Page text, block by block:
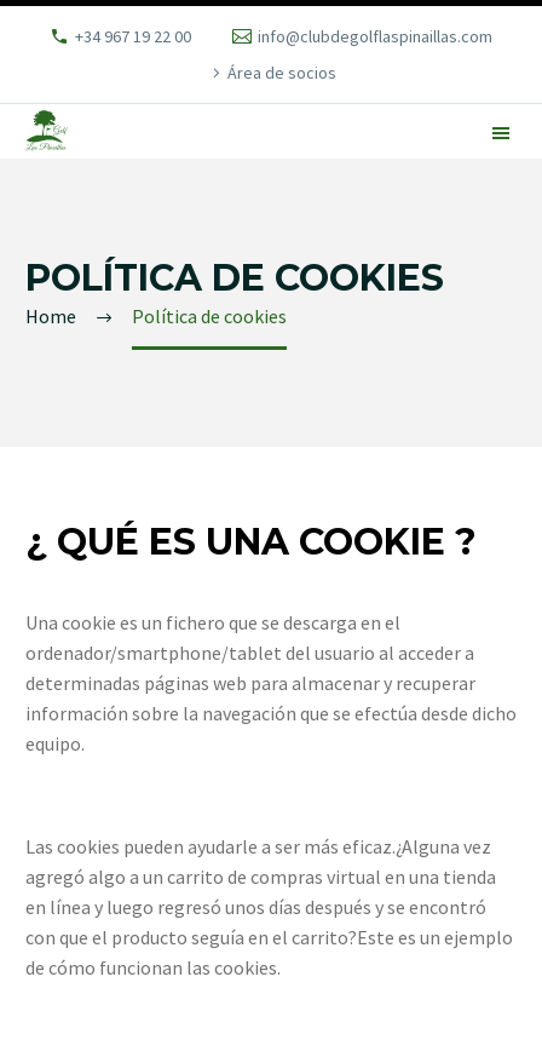
+34 967 19 22 00
info@clubdegolflaspinaillas.com
Área de socios
POLÍTICA DE COOKIES
Home Política de cookies
¿ QUÉ ES UNA COOKIE ?
Una cookie es un fichero que se descarga en el
ordenador/smartphone/tablet del usuario al acceder a
determinadas páginas web para almacenar y recuperar
información sobre la navegación que se efectúa desde dicho
equipo.
Las cookies pueden ayudarle a ser más eficaz.¿Alguna vez
agregó algo a un carrito de compras virtual en una tienda
en línea y luego regresó unos días después y se encontró
con que el producto seguía en el carrito?Este es un ejemplo
de cómo funcionan las cookies.